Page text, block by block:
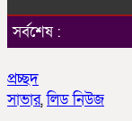
সর্বশেষ :
প্রচ্ছদ
সাভার,লিড নিউজ